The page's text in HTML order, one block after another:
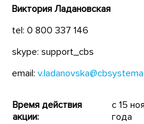
Виктория Ладановская
tel: 0 800 337 146
skype: support_cbs
email:
Время действия
акции:
с 15
года